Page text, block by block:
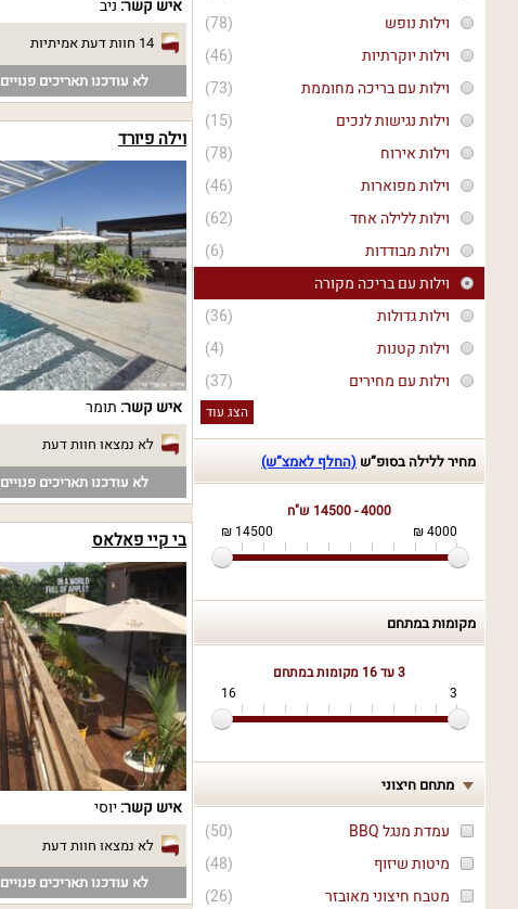
(78)
וילות נופש
(46)
וילות יוקרתיות
(73)
וילות עם בריכה מחוממת
(15)
וילות נגישות לנכים
(78)
וילות אירוח
(46)
וילות מפוארות
(62)
וילות ללילה אחד
(6)
וילות מבודדות
וילות עם בריכה מקורה
(36)
וילות גדולות
(4)
וילות קטנות
(37)
וילות עם מחירים
הצג עוד
מחיר ללילה בסופ“ש (החלף לאמצ“ש)
4000 - 14500 ש"ח
4000 ₪
14500 ₪
מקומות במתחם
3 עד 16
מקומות במתחם
3
16
מתחם חיצוני
(
50
)
עמדת מנגל BBQ
(
48
)
מיטות שיזוף
(
26
)
מטבח חיצוני מאובזר
איש קשר: ניב
14 חוות דעת אמיתיות
לא עודכנו תאריכים פנויים
וילה פיורד
איש קשר: תומר
לא נמצאו חוות דעת
לא עודכנו תאריכים פנויים
בי קיי פאלאס
איש קשר:יוסי
לא נמצאו חוות דעת
לא עודכנו תאריכים פנויים